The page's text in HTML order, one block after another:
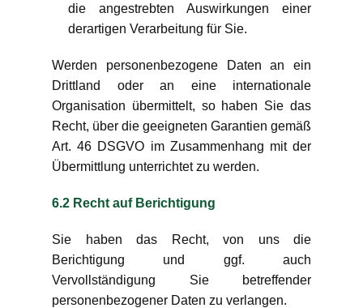
die angestrebten Auswirkungen einer
derartigen Verarbeitung für Sie.
Werden personenbezogene Daten an ein
Drittland oder an eine internationale
Organisation übermittelt, so haben Sie das
Recht, über die geeigneten Garantien gemäß
Art. 46 DSGVO im Zusammenhang mit der
Übermittlung unterrichtet zu werden.
6.2 Recht auf Berichtigung
Sie haben das Recht, von uns die
Berichtigung und ggf. auch
Vervollständigung Sie betreffender
personenbezogener Daten zu verlangen.